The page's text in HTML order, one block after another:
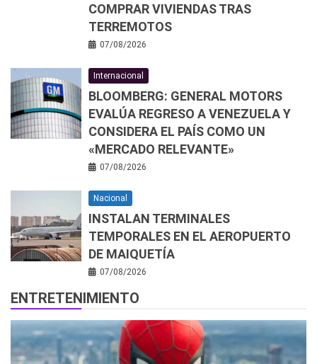
COMPRAR VIVIENDAS TRAS
TERREMOTOS
07/08/2026
Internacional
BLOOMBERG: GENERAL MOTORS
EVALÚA REGRESO A VENEZUELA Y
CONSIDERA EL PAÍS COMO UN
«MERCADO RELEVANTE»
07/08/2026
Nacional
INSTALAN TERMINALES
TEMPORALES EN EL AEROPUERTO
DE MAIQUETÍA
07/08/2026
ENTRETENIMIENTO